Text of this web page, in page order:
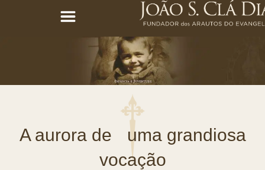
A aurora de uma grandiosa
vocação